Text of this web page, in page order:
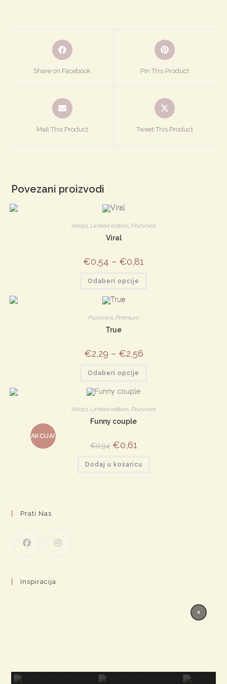
Otvori
u
Share on Facebook
Otvori
u
Pin This Product
Otvori
u
Mail This Product
Otvori
u
Tweet This Product
Povezani proizvodi
Akcija, Limited edition Pozivnice
Viral
€0,54 – €0,81
Odaberi opcije
Pozivnice Premium
True
€2,29 – €2,56
Odaberi opcije
se
AKCIJA!
Akcija, Limited edition, Pozivnice
Funny couple
€0,94 Izvorna
cijena
je:
€0,61
cijena
€0,61.
Dodaj u košaricu
Prati Nas
Inspiracija